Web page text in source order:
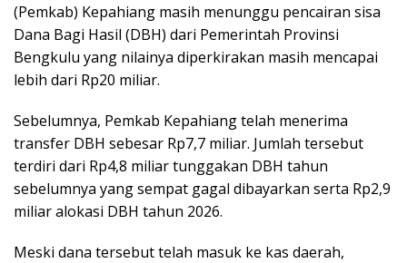
(Pemkab) Kepahiang masih menunggu pencairan sisa
Dana Bagi Hasil (DBH) dari Pemerintah Provinsi
Bengkulu yang nilainya diperkirakan masih mencapai
lebih dari Rp20 miliar.
Sebelumnya, Pemkab Kepahiang telah menerima
transfer DBH sebesar Rp7,7 miliar. Jumlah tersebut
terdiri dari Rp4,8 miliar tunggakan DBH tahun
sebelumnya yang sempat gagal dibayarkan serta Rp2,9
miliar alokasi DBH tahun 2026.
Meski dana tersebut telah masuk ke kas daerah,